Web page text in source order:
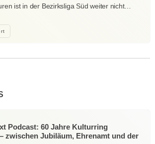
ist in der Bezirksliga Süd weiter nicht…
Podcast: 60 Jahre Kulturring
zwischen Jubiläum, Ehrenamt und der